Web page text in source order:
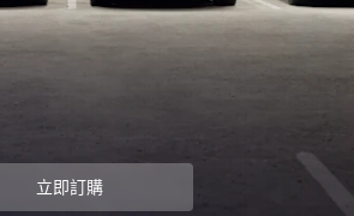
立即訂購